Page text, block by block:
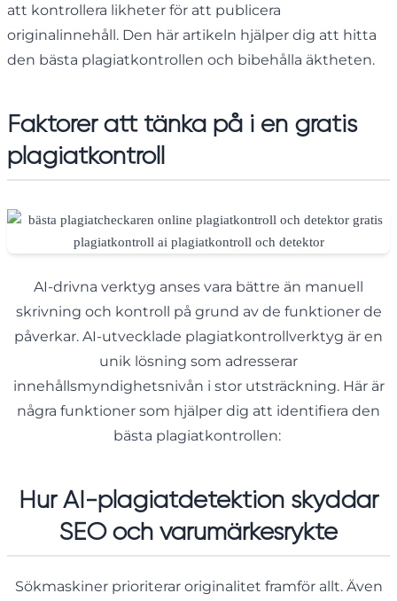
att kontrollera likheter för att publicera
originalinnehåll. Den här artikeln hjälper dig att hitta
den bästa plagiatkontrollen och bibehålla äktheten.
Faktorer att tänka på i en gratis
plagiatkontroll
AI-drivna verktyg anses vara bättre än manuell
skrivning och kontroll på grund av de funktioner de
påverkar. AI-utvecklade plagiatkontrollverktyg är en
unik lösning som adresserar
innehållsmyndighetsnivån i stor utsträckning. Här är
några funktioner som hjälper dig att identifiera den
bästa plagiatkontrollen:
Hur AI-plagiatdetektion skyddar
SEO och varumärkesrykte
Sökmaskiner prioriterar originalitet framför allt. Även